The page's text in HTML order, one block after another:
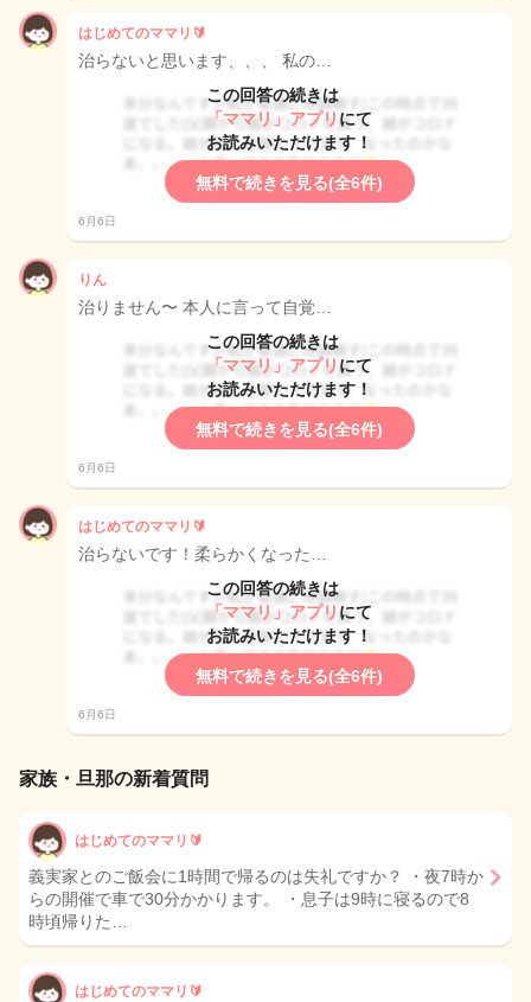
はじめてのママリ🔰
治らないと思います、、、 私の…
この回答の続きは
「ママリ」アプリ にて
お読みいただけます！
無料で続きを見る(全6件)
6月6日
りん
治りません〜 本人に言って自覚…
この回答の続きは
「ママリ」アプリ にて
お読みいただけます！
無料で続きを見る(全6件)
6月6日
はじめてのママリ🔰
治らないです！柔らかくなった…
この回答の続きは
「ママリ」アプリ にて
お読みいただけます！
無料で続きを見る(全6件)
6月6日
家族・旦那の新着質問
はじめてのママリ🔰
義実家とのご飯会に1時間で帰るのは失礼ですか？ ・夜7時か
らの開催で車で30分かかります。 ・息子は9時に寝るので8
時頃帰りた…
はじめてのママリ🔰